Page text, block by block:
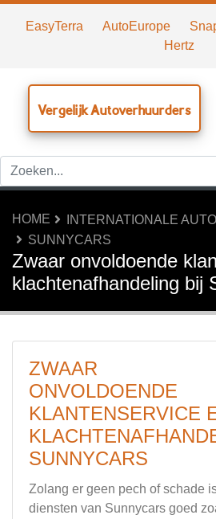
EasyTerra AutoEurope
Hertz
Vergelijk Autoverhuurders
HOME
INTERNATIONALE
SUNNYCARS
Zwaar onvoldoende
klachtenafhandeling bij
ZWAAR
ONVOLDOENDE
KLANTENSERVICE
SUNNYCARS
Zolang er geen pech of schade
diensten van Sunnycars goed